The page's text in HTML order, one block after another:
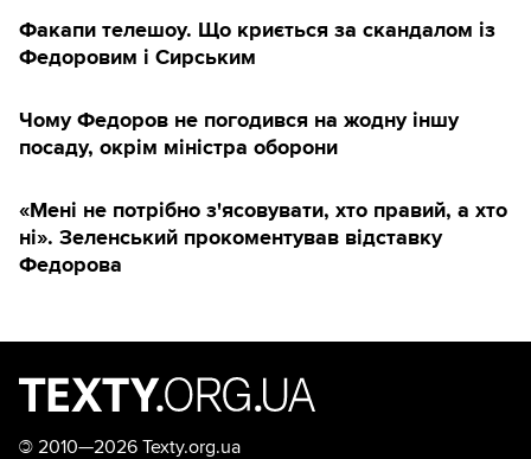
Факапи телешоу. Що криється за скандалом із
Федоровим і Сирським
Чому Федоров не погодився на жодну іншу
посаду, окрім міністра оборони
«Мені не потрібно з'ясовувати, хто правий, а хто
ні». Зеленський прокоментував відставку
Федорова
© 2010—2026 Texty.org.ua